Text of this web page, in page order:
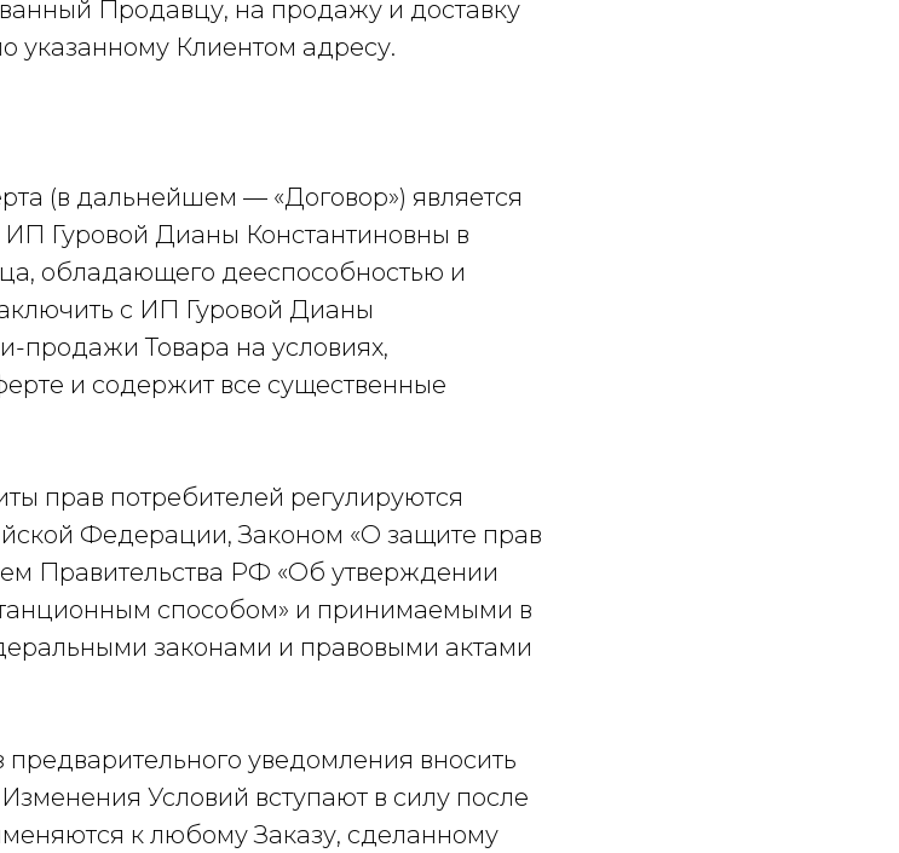
Продавцу, на продажу и доставку
указанному Клиентом адресу.
(в дальнейшем — «Договор») является
Гуровой Дианы Константиновны в
обладающего дееспособностью и
с ИП Гуровой Дианы
продажи Товара на условиях,
и содержит все существенные
прав потребителей регулируются
Федерации, Законом «О защите прав
Правительства РФ «Об утверждении
способом» и принимаемыми в
законами и правовыми актами
уведомления вносить
Условий вступают в силу после
к любому Заказу, сделанному